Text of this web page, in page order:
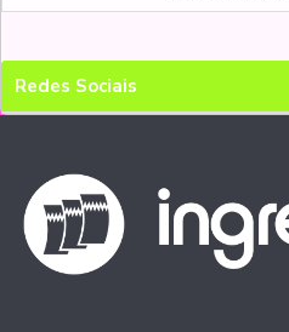
Redes Sociais